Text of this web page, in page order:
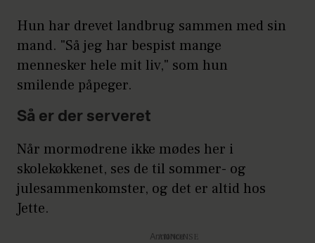
Hun har drevet landbrug sammen med sin
mand. "Så jeg har bespist mange
mennesker hele mit liv," som hun
smilende påpeger.
Så er der serveret
Når mormødrene ikke mødes her i
skolekøkkenet, ses de til sommer- og
julesammenkomster, og det er altid hos
Jette.
Annonce